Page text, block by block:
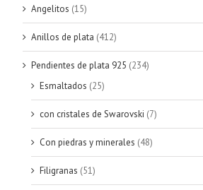
Angelitos (15)
Anillos de plata (412)
Pendientes de plata 925 (234)
Esmaltados (25)
con cristales de Swarovski (7)
Con piedras y minerales (48)
Filigranas (51)